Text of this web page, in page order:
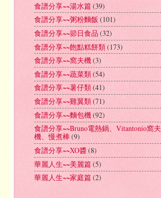
食譜分享~~湯水篇(39)
食譜分享~~粥粉麵飯 (101)
食譜分享~~節日食品 (32)
食譜分享~~飽點糕餅類(173)
食譜分享~~窩夫機(3)
食譜分享~~蔬菜類(54)
食譜分享~~薯仔類(41)
食譜分享~~雞翼類(71)
食譜分享~~麵包機(92)
食譜分享~~Bruno電熱鍋、Vitantonio窩夫
機、慢煮棒(9)
食譜分享~~XO醬(8)
華麗人生~~美麗篇(5)
華麗人生~~家庭篇(2)